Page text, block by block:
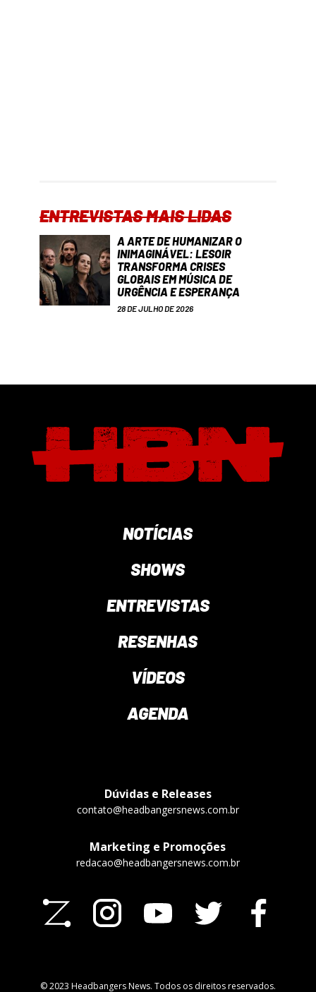
ENTREVISTAS MAIS LIDAS
A ARTE DE HUMANIZAR O
INIMAGINÁVEL: LESOIR
TRANSFORMA CRISES
GLOBAIS EM MÚSICA DE
URGÊNCIA E ESPERANÇA
28 DE JULHO DE 2026
NOTÍCIAS
SHOWS
ENTREVISTAS
RESENHAS
VÍDEOS
AGENDA
Dúvidas e Releases
contato@headbangersnews.com.br
Marketing e Promoções
redacao@headbangersnews.com.br
© 2023 Headbangers News. Todos os direitos reservados.